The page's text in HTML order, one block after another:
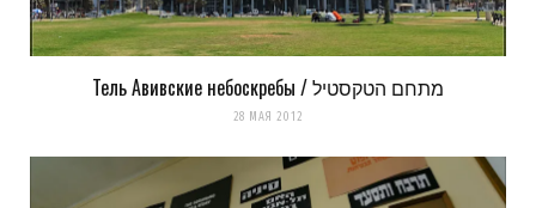
Тель Авивские небоскребы / מתחם הטקסטיל
28 МАЯ 2012